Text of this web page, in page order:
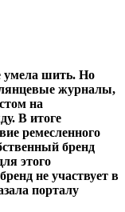
умела шить. Но
журналы,
на
В итоге
ремесленного
бренд
этого
не участвует в
порталу